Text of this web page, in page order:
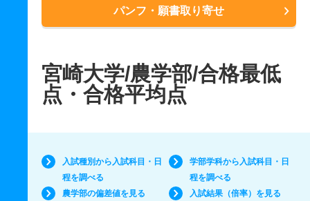
パンフ・願書取り寄せ
宮崎大学/農学部/合格最低
点・合格平均点
入試種別から入試科目・日
程を調べる
学部学科から入試科目・日
程を調べる
農学部の偏差値を見る
入試結果（倍率）を見る